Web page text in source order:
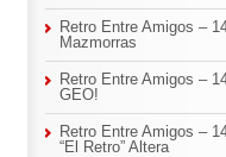
Retro Entre Amigos –
Mazmorras
Retro Entre Amigos –
GEO!
Retro Entre Amigos –
“El Retro” Altera